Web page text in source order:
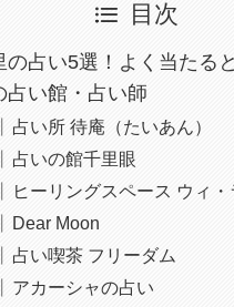
目次
の占い5選！よく当たる
占い館・占い師
占い所 待庵（たいあん）
占いの館千里眼
ヒーリングスペース ウィ・
Dear Moon
占い喫茶 フリーダム
アカーシャの占い